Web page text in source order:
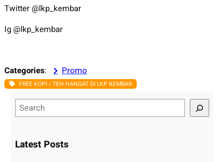
Twitter @lkp_kembar
Ig @lkp_kembar
Categories: Promo
FREE KOPI / TEH HANGAT DI LKP KEMBAR
e
rLatest Posts